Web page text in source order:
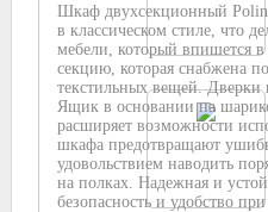
Шкаф двухсекционный
в классическом стиле, что
мебели, который впишется
секцию, которая снабжена
текстильных вещей.
Ящик в основании на
расширяет возможности
шкафа предотвращают
удовольствием наводить
на полках. Надежная и
безопасность и удобство